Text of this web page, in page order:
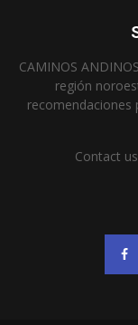
CAMINOS
región
recomendaciones
Contact